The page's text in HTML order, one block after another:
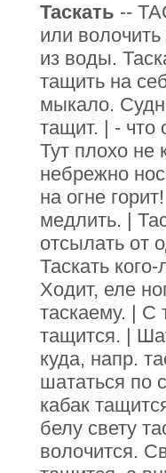
Таскать --
или волочить
из воды.
тащить на
мыкало.
тащит. | - что
Тут плохо не
небрежно
на огне
медлить. |
отсылать от
Таскать
Ходит, еле
таскаему. | С
тащится. |
куда, напр.
шататься по
кабак
белу свету
волочится.